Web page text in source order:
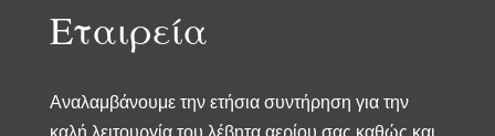
Εταιρεία
Αναλαμβάνουμε την ετήσια συντήρηση για την